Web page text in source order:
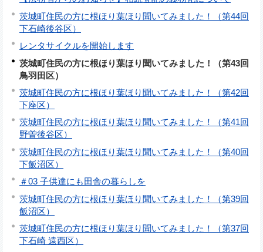
茨城町住民の方に根ほり葉ほり聞いてみました！（第44回
下石崎後谷区）
レンタサイクルを開始します
茨城町住民の方に根ほり葉ほり聞いてみました！（第43回
鳥羽田区）
茨城町住民の方に根ほり葉ほり聞いてみました！（第42回
下座区）
茨城町住民の方に根ほり葉ほり聞いてみました！（第41回
野曽後谷区）
茨城町住民の方に根ほり葉ほり聞いてみました！（第40回
下飯沼区）
＃03 子供達にも田舎の暮らしを
茨城町住民の方に根ほり葉ほり聞いてみました！（第39回
飯沼区）
茨城町住民の方に根ほり葉ほり聞いてみました！（第37回
下石崎 遠西区）